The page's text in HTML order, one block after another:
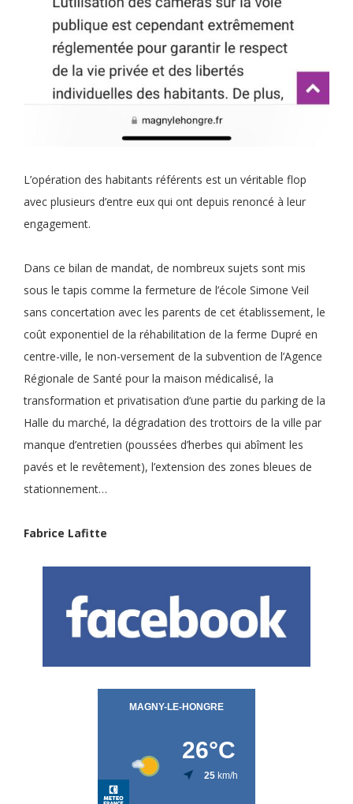
L’opération des habitants référents est un véritable flop
avec plusieurs d’entre eux qui ont depuis renoncé à leur
engagement.
Dans ce bilan de mandat, de nombreux sujets sont mis
sous le tapis comme la fermeture de l’école Simone Veil
sans concertation avec les parents de cet établissement, le
coût exponentiel de la réhabilitation de la ferme Dupré en
centre-ville, le non-versement de la subvention de l’Agence
Régionale de Santé pour la maison médicalisé, la
transformation et privatisation d’une partie du parking de la
Halle du marché, la dégradation des trottoirs de la ville par
manque d’entretien (poussées d’herbes qui abîment les
pavés et le revêtement), l’extension des zones bleues de
stationnement…
Fabrice Lafitte